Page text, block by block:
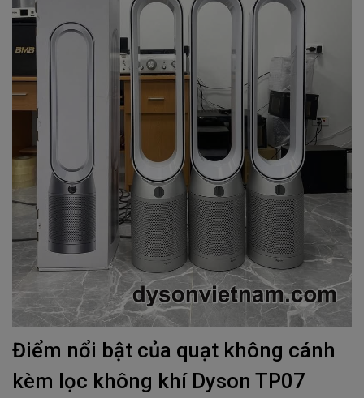
Điểm nổi bật của quạt không cánh
kèm lọc không khí Dyson TP07